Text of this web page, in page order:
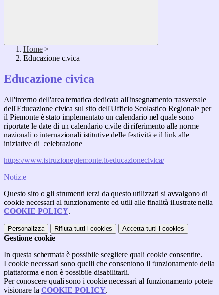
Home >
Educazione civica
Educazione civica
All'interno dell'area tematica dedicata all'insegnamento trasversale
dell'Educazione civica sul sito dell'Ufficio Scolastico Regionale per
il Piemonte è stato implementato un calendario nel quale sono
riportate le date di un calendario civile di riferimento alle norme
nazionali o internazionali istitutive delle festività e il link alle
iniziative di celebrazione
https://www.istruzionepiemonte.it/educazionecivica/
Notizie
Questo sito o gli strumenti terzi da questo utilizzati si avvalgono di
cookie necessari al funzionamento ed utili alle finalità illustrate nella
COOKIE POLICY.
Personalizza Rifiuta tutti i cookies Accetta tutti i cookies
Gestione cookie
In questa schermata è possibile scegliere quali cookie consentire.
I cookie necessari sono quelli che consentono il funzionamento della
piattaforma e non è possibile disabilitarli.
Per conoscere quali sono i cookie necessari al funzionamento potete
visionare la COOKIE POLICY.